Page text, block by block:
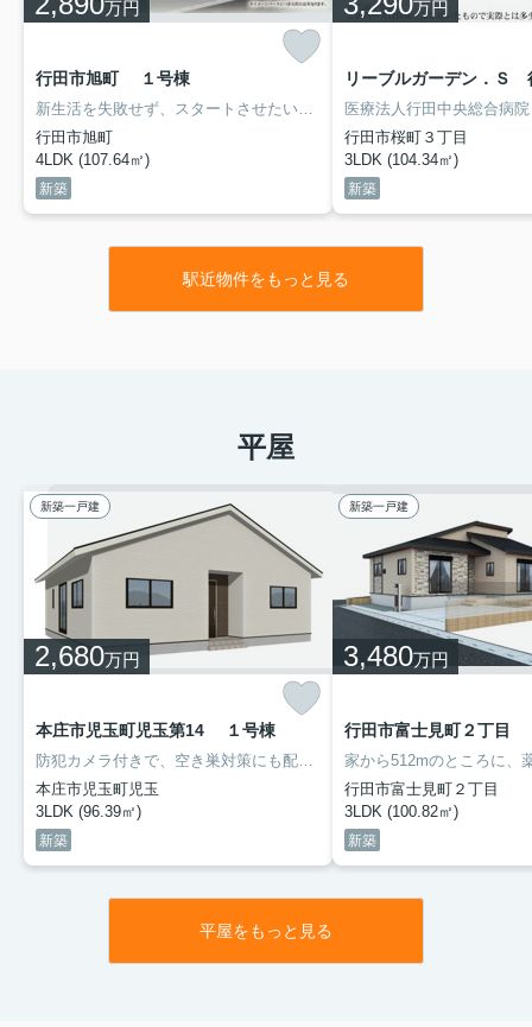
万円
行田市旭町 １号棟
新生活を失敗せず、スタートさせたいならこちらの「行田市旭町 」はいかがでしょうか。行田市立忍小学校まで徒歩12分。子どもを安心して学校に通わせたいファミリーにおすすめです。夢のマイホームを行田市の秩父鉄道本線行田市駅付近で探しましょう。きっと素敵な一戸建てが見つかりますので、まずは当社までお問い合わせ下さい。
行田市旭町
4LDK (107.64㎡)
新築
万円
行田市桜町３丁目
3LDK (104.34㎡)
新築
駅近物件をもっと見る
平屋
新築一戸建
2,680万円
本庄市児玉町児玉第14 １号棟
防犯カメラ付きで、空き巣対策にも配慮されています。新生活をはじめる方にお勧めな3LDKの物件があります。南向きの物件のご紹介です。TVインターホン付きなので、女性の方も安心です。当社スタッフが住まい探しをサポート致しますので、八高線児玉駅周辺へお引っ越しをするなら、ぜひお問い合わせください。
本庄市児玉町児玉
3LDK (96.39㎡)
新築
新築一戸建
3,480万円
行田市富士見町２丁目
行田市富士見町２丁目
3LDK (100.82㎡)
新築
平屋をもっと見る